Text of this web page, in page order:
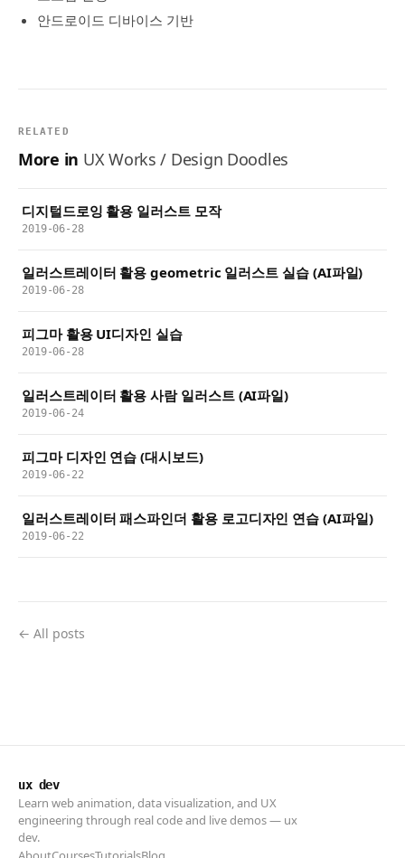
안드로이드 디바이스 기반
RELATED
More in UX Works / Design Doodles
디지털드로잉 활용 일러스트 모작
2019-06-28
일러스트레이터 활용 geometric 일러스트 실습 (AI파일)
2019-06-28
피그마 활용 UI디자인 실습
2019-06-28
일러스트레이터 활용 사람 일러스트 (AI파일)
2019-06-24
피그마 디자인 연습 (대시보드)
2019-06-22
일러스트레이터 패스파인더 활용 로고디자인 연습 (AI파일)
2019-06-22
← All posts
ux dev
Learn web animation, data visualization, and UX
engineering through real code and live demos — ux
dev.